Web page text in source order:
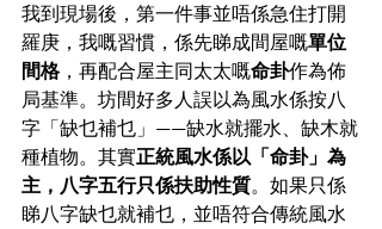
我到現場後，第一件事並唔係急住打開
羅庚，我嘅習慣，係先睇成間屋嘅單位
間格，再配合屋主同太太嘅命卦作為佈
局基準。坊間好多人誤以為風水係按八
字「缺乜補乜」——缺水就擺水、缺木就
種植物。其實正統風水係以「命卦」為
主，八字五行只係扶助性質。如果只係
睇八字缺乜就補乜，並唔符合傳統風水